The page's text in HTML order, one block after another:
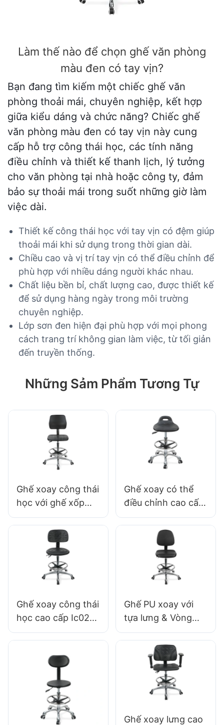
Làm thế nào để chọn ghế văn phòng
màu đen có tay vịn?
Bạn đang tìm kiếm một chiếc ghế văn
phòng thoải mái, chuyên nghiệp, kết hợp
giữa kiểu dáng và chức năng? Chiếc ghế
văn phòng màu đen có tay vịn này cung
cấp hỗ trợ công thái học, các tính năng
điều chỉnh và thiết kế thanh lịch, lý tưởng
cho văn phòng tại nhà hoặc công ty, đảm
bảo sự thoải mái trong suốt những giờ làm
việc dài.
Thiết kế công thái học với tay vịn có đệm giúp
thoải mái khi sử dụng trong thời gian dài.
Chiều cao và vị trí tay vịn có thể điều chỉnh để
phù hợp với nhiều dáng người khác nhau.
Chất liệu bền bỉ, chất lượng cao, được thiết kế
để sử dụng hàng ngày trong môi trường
chuyên nghiệp.
Lớp sơn đen hiện đại phù hợp với mọi phong
cách trang trí không gian làm việc, từ tối giản
đến truyền thống.
Những Sảm Phẩm Tương Tự
Ghế xoay công thái
học với ghế xốp
liên ngành tựa
Ghế xoay có thể
điều chỉnh cao cấp
có tay cầm, ghế
xốp liên ngành &
PU Lab Design
Thiết kế vòng chiều
cao có thể điều
Ghế xoay công thái
học cao cấp Ic027
có tựa lưng PU có
cao, ghế có thể
điều chỉnh độ cao
và chân đế bằng
nhôm 5 sao cho
phòng thí
Ghế PU xoay với
tựa lưng & Vòng
chân có thể điều
chỉnh chỗ ngồi
bằng bọt có thể
điều chỉnh bằng
nhôm 5 sao cho
phòng thí
nghiệm/phòng
Ghế xoay lưng cao